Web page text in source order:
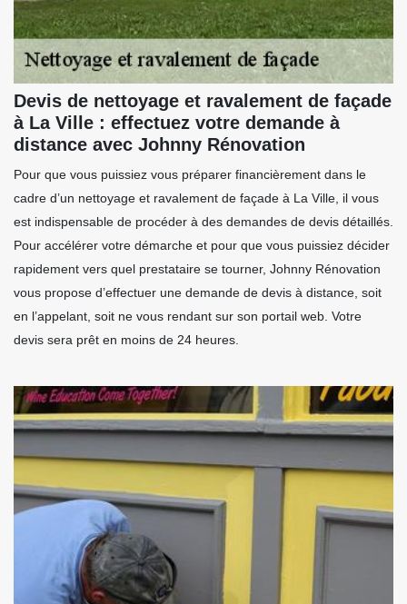
Devis de nettoyage et ravalement de façade
à La Ville : effectuez votre demande à
distance avec Johnny Rénovation
Pour que vous puissiez vous préparer financièrement dans le
cadre d’un nettoyage et ravalement de façade à La Ville, il vous
est indispensable de procéder à des demandes de devis détaillés.
Pour accélérer votre démarche et pour que vous puissiez décider
rapidement vers quel prestataire se tourner, Johnny Rénovation
vous propose d’effectuer une demande de devis à distance, soit
en l’appelant, soit ne vous rendant sur son portail web. Votre
devis sera prêt en moins de 24 heures.